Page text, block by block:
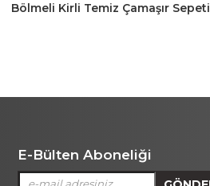
Bölmeli Kirli Temiz Çamaşır Sepeti
E-Bülten Aboneliği